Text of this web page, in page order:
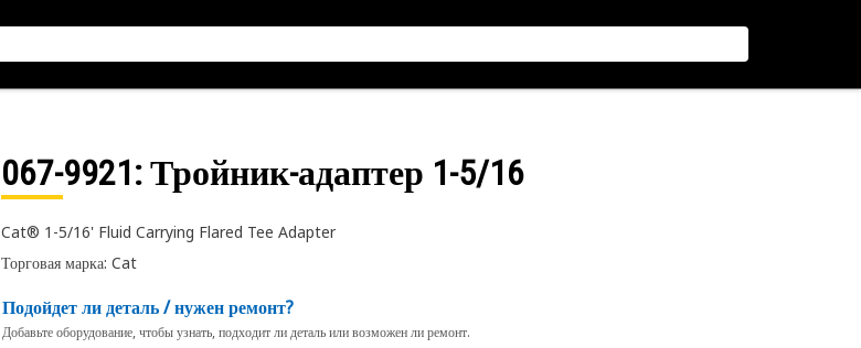
067-9921: Тройник-адаптер 1-5/16
Cat® 1-5/16' Fluid Carrying Flared Tee Adapter
Торговая марка: Cat
Подойдет ли деталь / нужен ремонт?
Добавьте оборудование, чтобы узнать, подходит ли деталь или возможен ли ремонт.